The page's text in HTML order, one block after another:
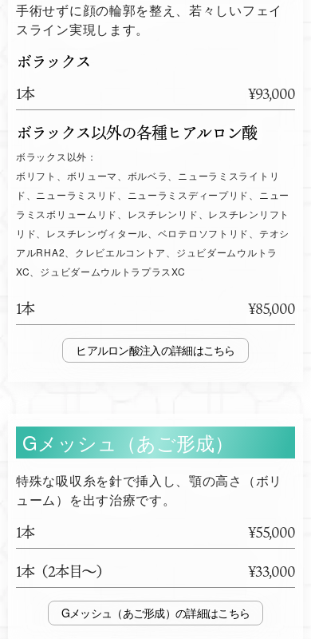
手術せずに顔の輪郭を整え、若々しいフェイ
スライン実現します。
ボラックス
1本 ¥93,000
ボラックス以外の各種ヒアルロン酸
ボラックス以外：
ボリフト、ボリューマ、ボルベラ、ニューラミスライトリ
ド、ニューラミスリド、ニューラミスディープリド、ニュー
ラミスボリュームリド、レスチレンリド、レスチレンリフト
リド、レスチレンヴィタール、ベロテロソフトリド、テオシ
アルRHA2、クレビエルコントア、ジュビダームウルトラ
XC、ジュビダームウルトラプラスXC
1本 ¥85,000
ヒアルロン酸注入
Gメッシュ（あご形成）
特殊な吸収糸を針で挿入し、顎の高さ（ボリ
ューム）を出す治療です。
1本
¥55,000
1本（2本目～）
¥33,000
Gメッシュ（あご形成）